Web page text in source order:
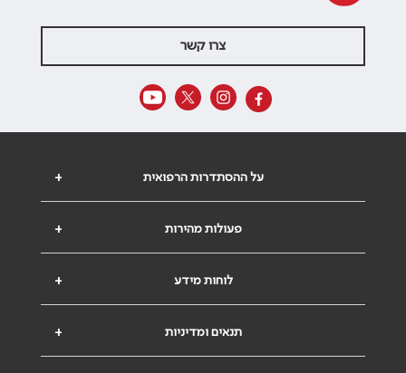
צרו קשר
+ על ההסתדרות הרפואית
+ פעולות מהירות
+ לוחות מידע
+ תנאים ומדיניות